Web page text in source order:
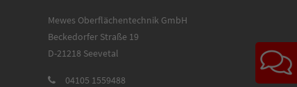
Mewes Oberflächentechnik GmbH
Beckedorfer Straße 19
D-21218 Seevetal
04105 1559488